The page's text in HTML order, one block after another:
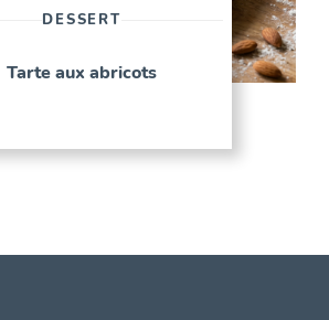
DESSERT
Tarte aux abricots